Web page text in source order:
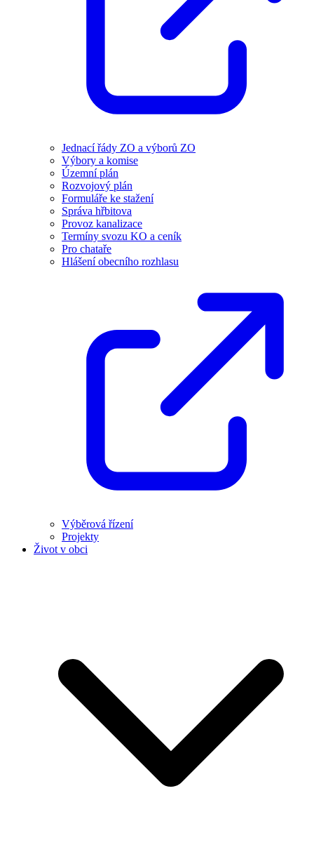
Jednací řády ZO a výborů ZO
Výbory a komise
Územní plán
Rozvojový plán
Formuláře ke stažení
Správa hřbitova
Provoz kanalizace
Termíny svozu KO a ceník
Pro chataře
Hlášení obecního rozhlasu
Výběrová řízení
Projekty
Život v obci